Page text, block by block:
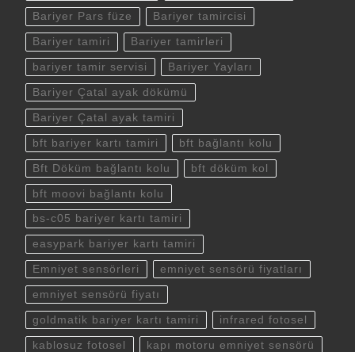
Bariyer Pars füze Bariyer tamircisi
Bariyer tamiri Bariyer tamirleri
bariyer tamir servisi Bariyer Yayları
Bariyer Çatal ayak dökümü
Bariyer Çatal ayak tamiri
bft bariyer kartı tamiri bft bağlantı kolu
Bft Döküm bağlantı kolu bft döküm kol
bft moovi bağlantı kolu
bs-c05 bariyer kartı tamiri
easypark bariyer kartı tamiri
Emniyet sensörleri emniyet sensörü fiyatları
emniyet sensörü fiyatı
goldmatik bariyer kartı tamiri infrared fotosel
kablosuz fotosel kapı motoru emniyet sensörü